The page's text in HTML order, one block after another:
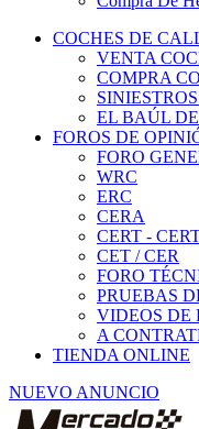
COCHES DE
VENTA
COMPRA
EL BAÚL DE
FOROS DE
FORO
WRC
ERC
CERA
CERT -
CET / CER
FORO
PRUEBAS
VIDEOS DE
A
TIENDA ONLINE
NUEVO ANUNCIO